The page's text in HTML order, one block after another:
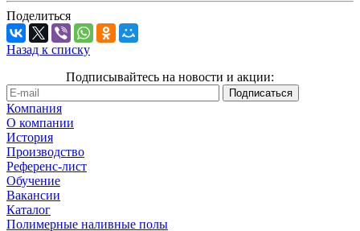
Поделиться
Назад к списку
Подписывайтесь на новости и акции:
Компания
О компании
История
Производство
Референс-лист
Обучение
Вакансии
Каталог
Полимерные наливные полы